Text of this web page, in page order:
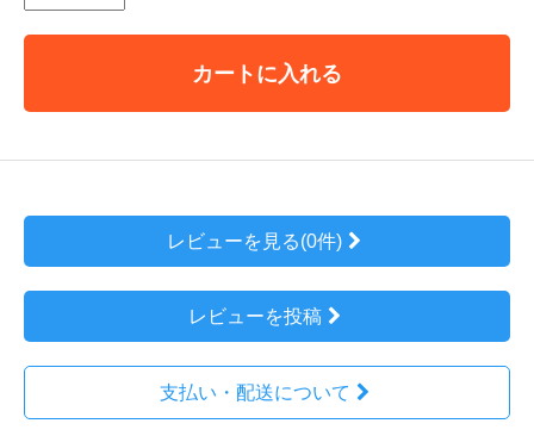
カートに入れる
レビューを見る(0件)
レビューを投稿
支払い・配送について